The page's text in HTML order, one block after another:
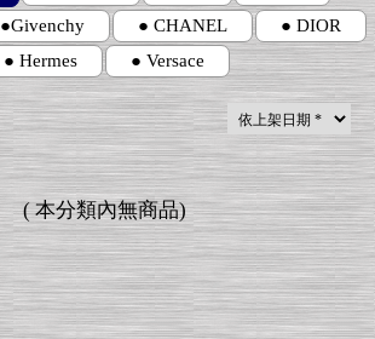
●Givenchy ● CHANEL
● DIOR
● Hermes
● Versace
(本分類內無商品)